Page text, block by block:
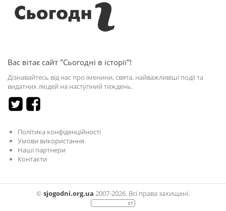
Вас вітає сайт "Сьогодні в історії"!
Дізнавайтесь від нас про іменини, свята, найважливіші події та
видатних людей на наступний тиждень.
Політика конфіденційності
Умови використання
Наші партнери
Контакти
© sjogodni.org.ua 2007-2026. Всі права захищені.